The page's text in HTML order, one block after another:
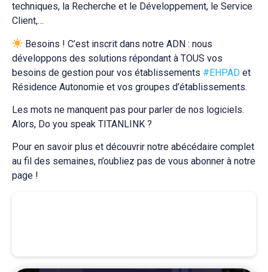
techniques, la Recherche et le Développement, le Service
Client,…
Besoins ! C’est inscrit dans notre ADN : nous
développons des solutions répondant à TOUS vos
besoins de gestion pour vos établissements #EHPAD et
Résidence Autonomie et vos groupes d’établissements.
Les mots ne manquent pas pour parler de nos logiciels.
Alors, Do you speak TITANLINK ?
Pour en savoir plus et découvrir notre abécédaire complet
au fil des semaines, n’oubliez pas de vous abonner à notre
page !